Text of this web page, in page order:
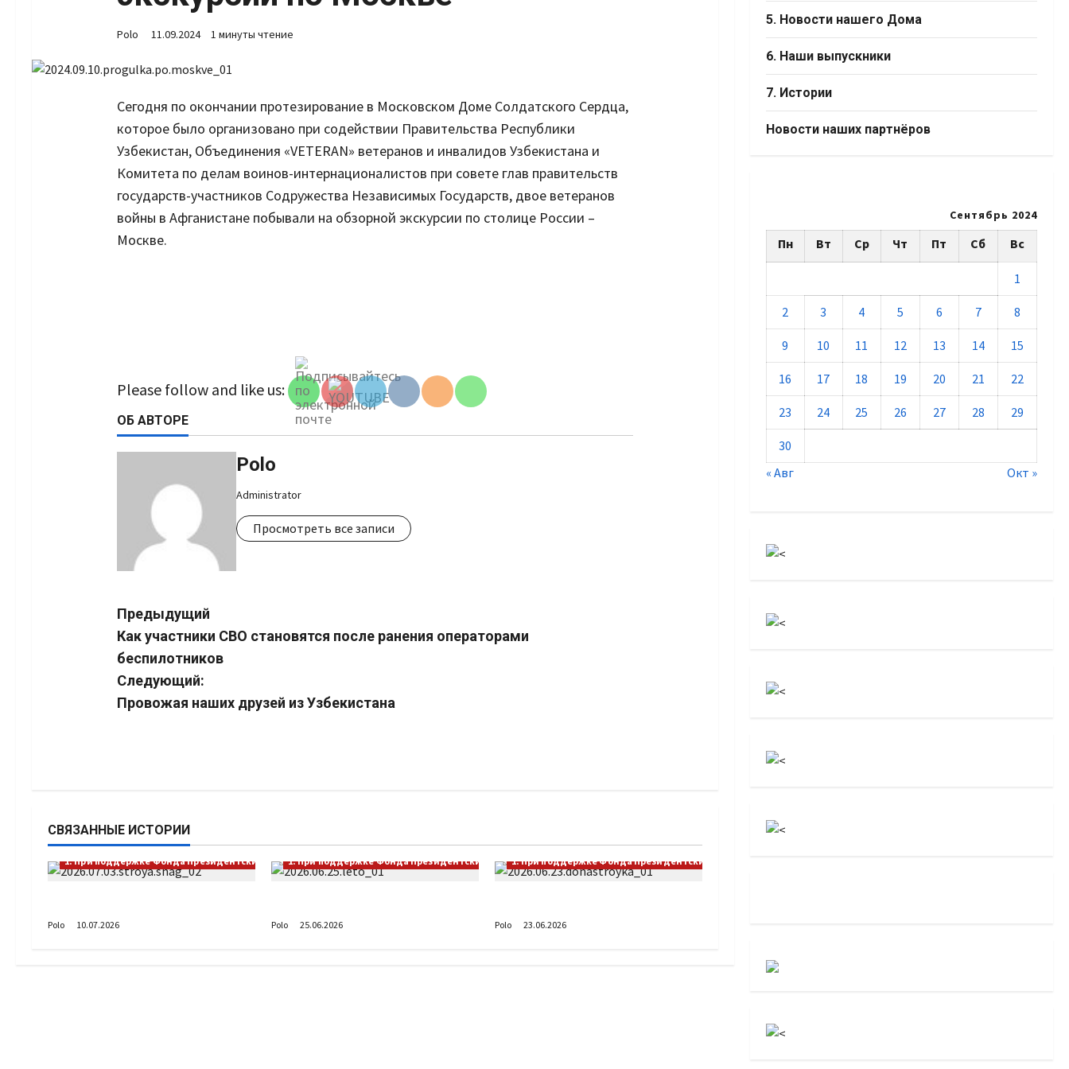
Polo 11.09.2024 1 минуты чтение
Сегодня по окончании протезирование в Московском Доме Солдатского Сердца,
которое было организовано при содействии Правительства Республики
Узбекистан, Объединения «VETERAN» ветеранов и инвалидов Узбекистана и
Комитета по делам воинов-интернационалистов при совете глав правительств
государств-участников Содружества Независимых Государств, двое ветеранов
войны в Афганистане побывали на обзорной экскурсии по столице России –
Москве.
Please follow and like us:
Set Youtube
Channel ID
ОБ АВТОРЕ
Polo
Administrator
Просмотреть все записи
Навигация
записи
Предыдущий
Как участники СВО становятся после ранения операторами
беспилотников
Следующий:
Провожая наших друзей из Узбекистана
СВЯЗАННЫЕ ИСТОРИИ
1. При поддержке Фонда Президентских грантов
Polo 10.07.2026
1. При поддержке Фонда Президентских грантов
Polo 25.06.2026
1. При поддержке Фонда Президентских грантов
Polo 23.06.2026
5. Новости нашего Дома
6. Наши выпускники
7. Истории
Новости наших партнёров
Сентябрь 2024
Пн Вт Ср Чт Пт Сб Вс
1
2 3 4 5 6 7 8
9 10 11 12 13 14 15
16 17 18 19 20 21 22
23 24 25 26 27 28 29
30
« Авг
Окт »